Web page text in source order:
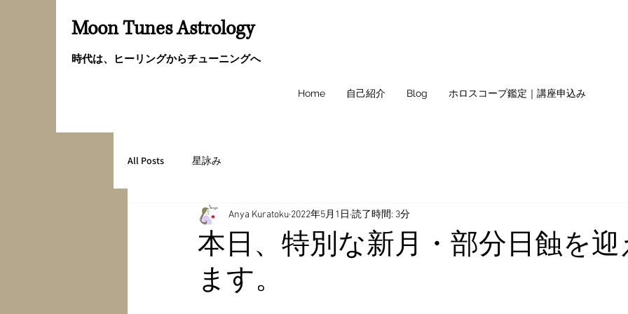
Moon Tunes Astrology
時代は、ヒーリングからチューニングへ
Home 自己紹介 Blog ホロスコープ鑑定｜講座申込み
All Posts 星詠み
本日、特別な新月・部分日蝕を
ます。
Anya Kuratoku 2022年5月1日 読了時間: 3分